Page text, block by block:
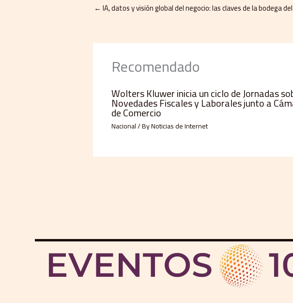
← IA, datos y visión global del negocio: las claves de la bodega
Recomendado
Wolters Kluwer inicia un ciclo de Jornadas
Novedades Fiscales y Laborales junto a
de Comercio
Nacional/ ByNoticias de Internet